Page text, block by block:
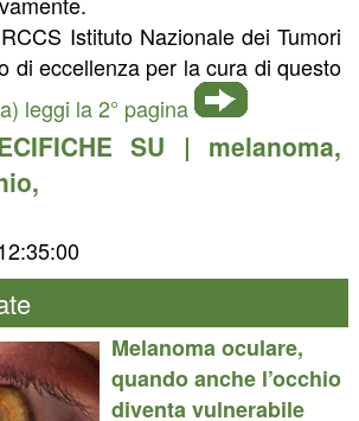
Istituto Nazionale dei Tumori
di eccellenza per la cura di questo
leggi la 2° pagina
SU | melanoma,
,
Melanoma oculare,
quando anche l’occhio
diventa vulnerabile